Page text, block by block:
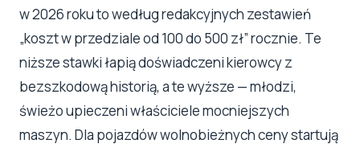
w 2026 roku to według redakcyjnych zestawień
„koszt w przedziale od 100 do 500 zł” rocznie. Te
niższe stawki łapią doświadczeni kierowcy z
bezszkodową historią, a te wyższe — młodzi,
świeżo upieczeni właściciele mocniejszych
maszyn. Dla pojazdów wolnobieżnych ceny startują